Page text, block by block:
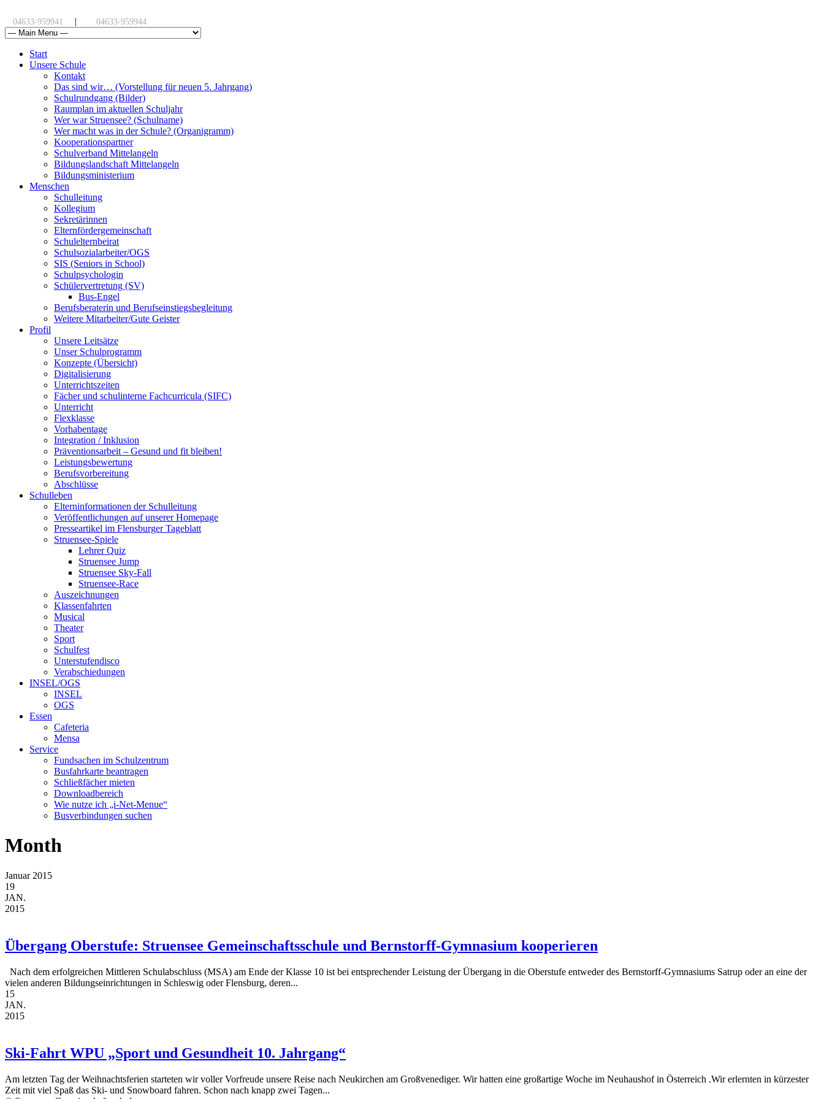
04633-959941 | 04633-959944
Start
Unsere Schule
Kontakt
Das sind wir… (Vorstellung für neuen 5. Jahrgang)
Schulrundgang (Bilder)
Raumplan im aktuellen Schuljahr
Wer war Struensee? (Schulname)
Wer macht was in der Schule? (Organigramm)
Kooperationspartner
Schulverband Mittelangeln
Bildungslandschaft Mittelangeln
Bildungsministerium
Menschen
Schulleitung
Kollegium
Sekretärinnen
Elternfördergemeinschaft
Schulelternbeirat
Schulsozialarbeiter/OGS
SIS (Seniors in School)
Schulpsychologin
Schülervertretung (SV)
Bus-Engel
Berufsberaterin und Berufseinstiegsbegleitung
Weitere Mitarbeiter/Gute Geister
Profil
Unsere Leitsätze
Unser Schulprogramm
Konzepte (Übersicht)
Digitalisierung
Unterrichtszeiten
Fächer und schulinterne Fachcurricula (SIFC)
Unterricht
Flexklasse
Vorhabentage
Integration / Inklusion
Präventionsarbeit – Gesund und fit bleiben!
Leistungsbewertung
Berufsvorbereitung
Abschlüsse
Schulleben
Elterninformationen der Schulleitung
Veröffentlichungen auf unserer Homepage
Presseartikel im Flensburger Tageblatt
Struensee-Spiele
Lehrer Quiz
Struensee Jump
Struensee Sky-Fall
Struensee-Race
Auszeichnungen
Klassenfahrten
Musical
Theater
Sport
Schulfest
Unterstufendisco
Verabschiedungen
INSEL/OGS
INSEL
OGS
Essen
Cafeteria
Mensa
Service
Fundsachen im Schulzentrum
Busfahrkarte beantragen
Schließfächer mieten
Downloadbereich
Wie nutze ich „i-Net-Menue“
Busverbindungen suchen
Month
Januar 2015
19
JAN.
2015
Übergang Oberstufe: Struensee Gemeinschaftsschule und Bernstorff-Gymnasium kooperieren
Nach dem erfolgreichen Mittleren Schulabschluss (MSA) am Ende der Klasse 10 ist bei entsprechender Leistung der Übergang in die Oberstufe entweder des Bernstorff-Gymnasiums Satrup oder an eine der
vielen anderen Bildungseinrichtungen in Schleswig oder Flensburg, deren...
15
JAN.
2015
Ski-Fahrt WPU „Sport und Gesundheit 10. Jahrgang“
Am letzten Tag der Weihnachtsferien starteten wir voller Vorfreude unsere Reise nach Neukirchen am Großvenediger. Wir hatten eine großartige Woche im Neuhaushof in Österreich .Wir erlernten in kürzester
Zeit mit viel Spaß das Ski- und Snowboard fahren. Schon nach knapp zwei Tagen...